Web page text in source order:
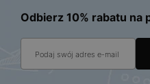
Odbierz 10% rabatu na